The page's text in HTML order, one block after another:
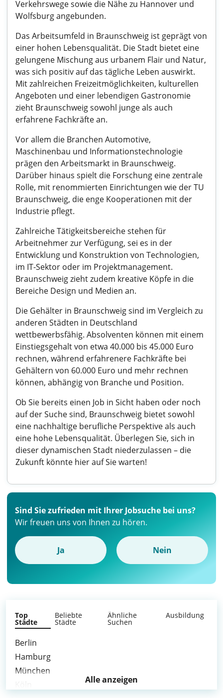
Verkehrswege sowie die Nähe zu Hannover und
Wolfsburg angebunden.
Das Arbeitsumfeld in Braunschweig ist geprägt von
einer hohen Lebensqualität. Die Stadt bietet eine
gelungene Mischung aus urbanem Flair und Natur,
was sich positiv auf das tägliche Leben auswirkt.
Mit zahlreichen Freizeitmöglichkeiten, kulturellen
Angeboten und einer lebendigen Gastronomie
zieht Braunschweig sowohl junge als auch
erfahrene Fachkräfte an.
Vor allem die Branchen Automotive,
Maschinenbau und Informationstechnologie
prägen den Arbeitsmarkt in Braunschweig.
Darüber hinaus spielt die Forschung eine zentrale
Rolle, mit renommierten Einrichtungen wie der TU
Braunschweig, die enge Kooperationen mit der
Industrie pflegt.
Zahlreiche Tätigkeitsbereiche stehen für
Arbeitnehmer zur Verfügung, sei es in der
Entwicklung und Konstruktion von Technologien,
im IT-Sektor oder im Projektmanagement.
Braunschweig zieht zudem kreative Köpfe in die
Bereiche Design und Medien an.
Die Gehälter in Braunschweig sind im Vergleich zu
anderen Städten in Deutschland
wettbewerbsfähig. Absolventen können mit einem
Einstiegsgehalt von etwa 40.000 bis 45.000 Euro
rechnen, während erfahrenere Fachkräfte bei
Gehältern von 60.000 Euro und mehr rechnen
können, abhängig von Branche und Position.
Ob Sie bereits einen Job in Sicht haben oder noch
auf der Suche sind, Braunschweig bietet sowohl
eine nachhaltige berufliche Perspektive als auch
eine hohe Lebensqualität. Überlegen Sie, sich in
dieser dynamischen Stadt niederzulassen – die
Zukunft könnte hier auf Sie warten!
Sind Sie zufrieden mit Ihrer Jobsuche bei uns?
Wir freuen uns von Ihnen zu hören.
Ja Nein
Top
Städte
Beliebte
Städte
Ähnliche
Suchen
Ausbildung
Berlin
Hamburg
München
Alle anzeigen